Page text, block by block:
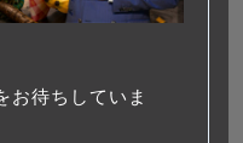
待ちしていま